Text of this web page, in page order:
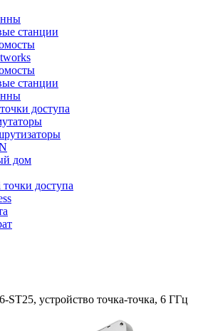
станции
станции
доступа
дом
доступа
ST25, устройство точка-точка, 6 ГГц